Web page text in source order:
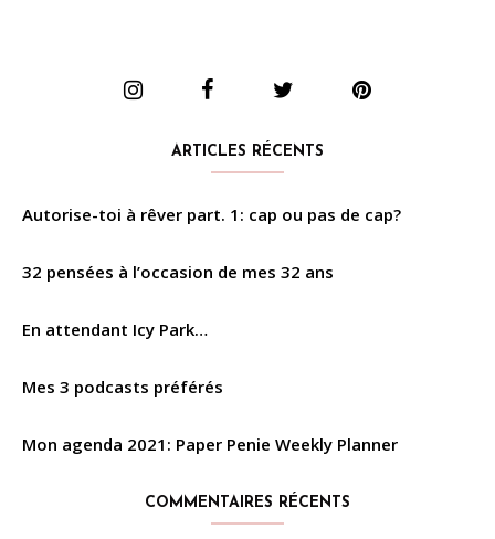
ARTICLES RÉCENTS
Autorise-toi à rêver part. 1: cap ou pas de cap?
32 pensées à l’occasion de mes 32 ans
En attendant Icy Park…
Mes 3 podcasts préférés
Mon agenda 2021: Paper Penie Weekly Planner
COMMENTAIRES RÉCENTS